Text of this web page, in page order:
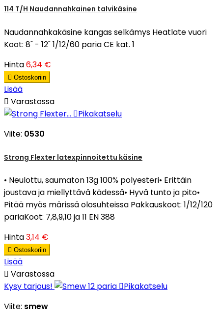
114 T/H Naudannahkainen talvikäsine
Naudannahkakäsine kangas selkämys Heatlate vuori
Koot: 8" - 12" 1/12/60 paria CE kat. 1
Hinta6,34 €
 Ostoskoriin
Lisää
 Varastossa
Pikakatselu
Viite: 0530
Strong Flexter latexpinnoitettu käsine
• Neulottu, saumaton 13g 100% polyesteri• Erittäin
joustava ja miellyttävä kädessä• Hyvä tunto ja pito•
Pitää myös märissä olosuhteissa Pakkauskoot: 1/12/120
pariaKoot: 7,8,9,10 ja 11 EN 388
Hinta3,14 €
 Ostoskoriin
Lisää
 Varastossa
Kysy tarjous!
Pikakatselu
Viite: smew